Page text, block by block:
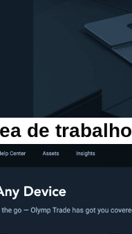
de trabalho